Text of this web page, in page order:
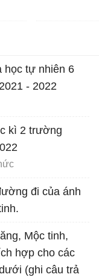
học tự nhiên 6
- 2022
kì 2 trường
đi của ánh
Mộc tinh,
hợp cho các
(ghi câu trả